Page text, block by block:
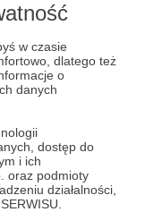
w czasie
dlatego też
o
danych
dostęp do
i ich
oraz podmioty
działalności,
ani informacji
klikniesz przycisk
i zweryfikuj